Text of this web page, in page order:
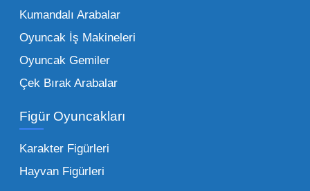
Oyuncak bünyesinde öne çıkan ve en çok
tercih edilen kategorilerimiz:
Peluş Oyuncaklar:
vazgeçilmezi olan yumuşak dokulu sevilen
seçeneklerimizi keşfederek koleksiyonunuza
en sevilen karakterleri ekleyebilirsiniz.
Eğitici Setler:
Kumandalı Arabalar
Oyuncak İş Makineleri
Oyuncak Gemiler
Çek Bırak Arabalar
Figür Oyuncakları
Karakter Figürleri
Hayvan Figürleri